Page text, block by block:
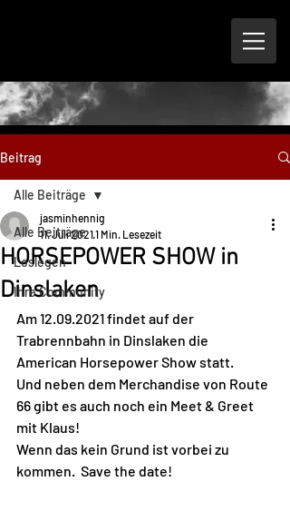
Beitrag
Alle Beiträge
Loslegen
Ihre Community
Alle Beiträge
HORSEPOWER SHOW in
Dinslaken
jasminhennig
11. Juli 20211 Min. Lesezeit
Am 12.09.2021 findet auf der
Trabrennbahn in Dinslaken die
American Horsepower Show statt.
Und neben dem Merchandise von Route
66 gibt es auch noch ein Meet & Greet
mit Klaus!
Wenn das kein Grund ist vorbei zu
kommen.  Save the date!